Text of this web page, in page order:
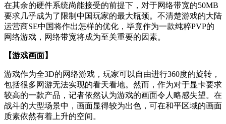
在其余的硬件系统尚能接受的前提下，对于网络带宽的50MB
要求几乎成为了限制中国玩家的最大瓶颈。不清楚游戏的大陆
运营商SE中国将作出怎样的优化，毕竟作为一款纯粹PVP的
网络游戏，网络带宽将成为至关重要的因素。
【游戏画面】
游戏作为全3D的网络游戏，玩家可以自由进行360度的旋转，
包括很多网游无法实现的看天看地。然而，作为对于显卡要求
较高的一款产品，记者依然认为游戏的画面令人略感失望。在
战斗的大型场景中，画面显得较为出色，可在和平区域的画面
质素依然有着上升的空间。